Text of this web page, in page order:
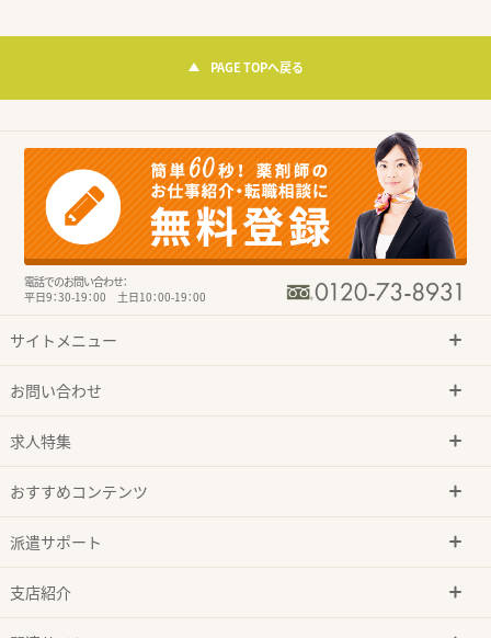
PAGE TOPへ戻る
電話でのお問い合わせ：
平日9：30-19：00 土日10：00-19：00
サイトメニュー
お問い合わせ
求人特集
おすすめコンテンツ
派遣サポート
支店紹介